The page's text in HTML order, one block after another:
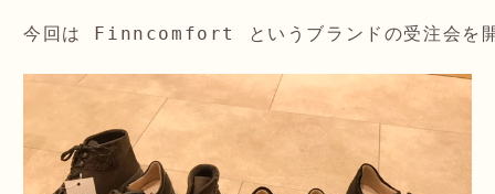
今回は Finncomfort というブランドの受注会を開